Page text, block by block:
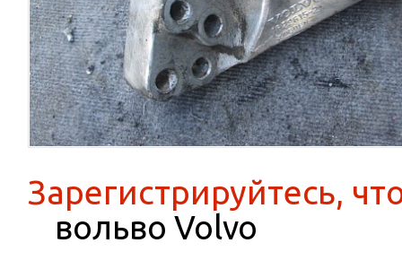
Зарегистрируйтесь,
вольво Volvo